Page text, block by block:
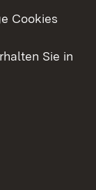
Cookies
Sie in